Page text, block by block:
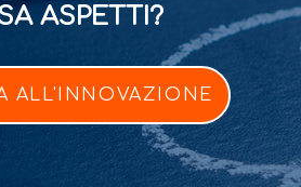
ASPETTI?
ALL'INNOVAZIONE